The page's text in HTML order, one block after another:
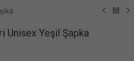
Unisex Yeşil Şapka